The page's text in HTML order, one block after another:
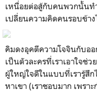
เหนื่อยต่อสู้กับคนพวกนั้นทำ
เปลี่ยนความคิดคนรอบข้าง
คิมดงอุคตีความโจจินกับอ
เป็นตัวละครที่เราเอาใจช่
ผู้ใหญ่ใจดีในแบบที่เรารู้สึก
หาเขา (เราชอบมาก เพรา